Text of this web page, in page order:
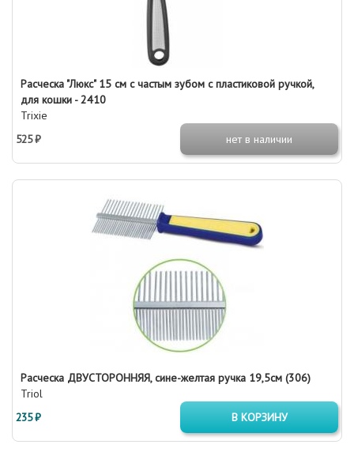
Расческа "Люкс" 15 см с частым зубом с пластиковой ручкой,
для кошки - 2410
Trixie
525 ₽
нет в наличии
Расческа ДВУСТОРОННЯЯ, сине-желтая ручка 19,5см (306)
Triol
235 ₽
В КОРЗИНУ